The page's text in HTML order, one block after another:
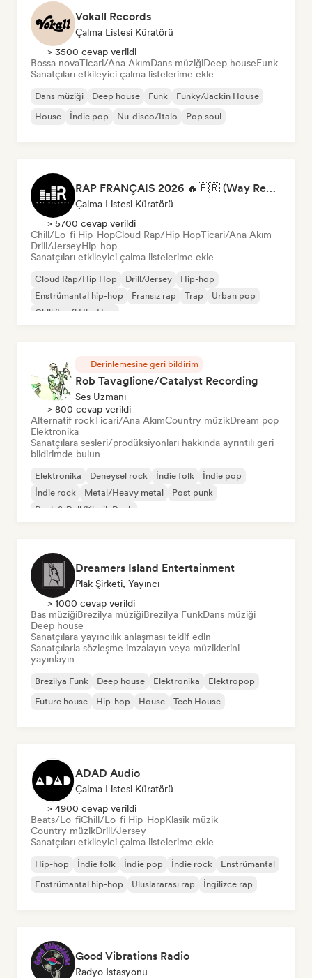
Vokall Records
Çalma Listesi Küratörü
> 3500 cevap verildi
Bossa novaTicari/Ana AkımDans müziğiDeep houseFunk
Sanatçıları etkileyici çalma listelerime ekle
Dans müziği Deep house Funk
Funky/Jackin House
House
İndie pop Nu-disco/Italo Pop soul
RAP FRANÇAIS 2026 🔥🇫🇷 (Way Records)
Çalma Listesi Küratörü
> 5700 cevap verildi
Chill/Lo-fi Hip-HopCloud Rap/Hip HopTicari/Ana Akım
Drill/JerseyHip-hop
Sanatçıları etkileyici çalma listelerime ekle
Cloud Rap/Hip Hop Drill/Jersey
Hip-hop
Enstrümantal hip-hop
Fransız rap Trap
Urban pop
Chill/Lo-fi Hip-Hop
Derinlemesine geri bildirim
Rob Tavaglione/Catalyst Recording
Ses Uzmanı
> 800 cevap verildi
Alternatif rockTicari/Ana AkımCountry müzikDream pop
Elektronika
Sanatçılara sesleri/prodüksiyonları hakkında ayrıntılı geri
bildirimde bulun
Elektronika Deneysel rock İndie folk
İndie pop
İndie rock
Metal/Heavy metal
Post punk
Rock & Roll/Klasik Rock
Dreamers Island Entertainment
Plak Şirketi, Yayıncı
> 1000 cevap verildi
Bas müziğiBrezilya müziğiBrezilya FunkDans müziği
Deep house
Sanatçılara yayıncılık anlaşması teklif edin
Sanatçılarla sözleşme imzalayın veya müziklerini
yayınlayın
Brezilya Funk Deep house Elektronika
Elektropop
Future house
Hip-hop House Tech House
ADAD Audio
Çalma Listesi Küratörü
> 4900 cevap verildi
Beats/Lo-fiChill/Lo-fi Hip-HopKlasik müzik
Country müzikDrill/Jersey
Sanatçıları etkileyici çalma listelerime ekle
Hip-hop İndie folk İndie pop İndie rock
Enstrümantal
Enstrümantal hip-hop
Uluslararası rap İngilizce rap
Good Vibrations Radio
Radyo Istasyonu